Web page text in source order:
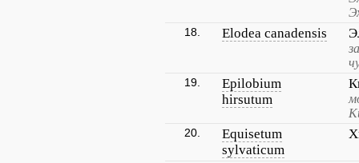
18. Elodea canadensis
19.
Epilobium
hirsutum
20.
Equisetum
sylvaticum